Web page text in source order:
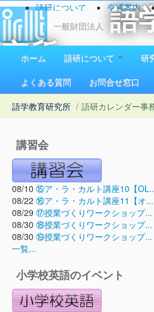
一般財団法人
語
究所
1923（大正12）年創立
語研について 交通案内
お問い合わせ
ホーム 語研について
研
よくある質問
お問合せ窓口
語学教育研究所 / 語研カレンダー事
講習会
08/10 ⑮ア・ラ・カルト講座10【
08/22 ⑯ア・ラ・カルト講座11【オ...
08/29 ⑰授業づくりワークショップ...
08/30 ⑱授業づくりワークショップ...
08/30 ⑲授業づくりワークショップ...
一覧...
小学校英語のイベント